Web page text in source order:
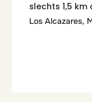
slechts 1,5
Los Alcazares,